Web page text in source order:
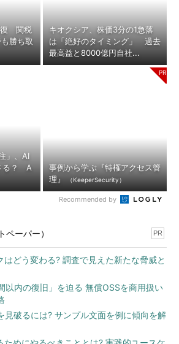
復 関税
勝ち取
キオクシア、株価3分の1急落
は「絶好のタイミング」 過去
最高益と8000億円自社...
」、AI
る？ A
事例から学ぶ『特権アクセス管
理』
（KeeperSecurity）
Recommended by
ペーパー） PR
はどう変わる? 調査で見えた新たな脅威と
以内の復旧」を迫る 無償OSSを商用扱い
見破るには? サンプル文面を例に傾向を解